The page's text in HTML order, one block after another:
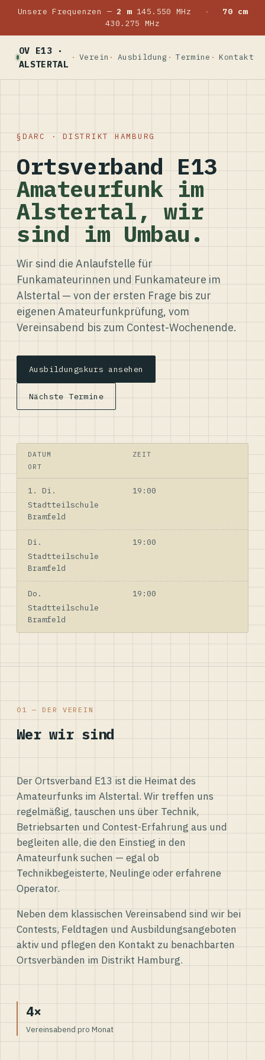
Unsere Frequenzen — 2 m145.550 MHz ·
70 cm
430.275 MHz
OV E13 ·
ALSTERTAL
Verein Ausbildung Termine Kontakt
DARC · DISTRIKT HAMBURG
Ortsverband E13
Amateurfunk im
Alstertal, wir
sind im Umbau.
Wir sind die Anlaufstelle für
Funkamateurinnen und Funkamateure im
Alstertal — von der ersten Frage bis zur
eigenen Amateurfunkprüfung, vom
Vereinsabend bis zum Contest-Wochenende.
Ausbildungskurs ansehen
Nächste Termine
DATUM
ZEIT
ORT
1. Di.
19:00
Stadtteilschule
Bramfeld
Di.
19:00
Stadtteilschule
Bramfeld
Do.
19:00
Stadtteilschule
Bramfeld
01 — DER VEREIN
Wer wir sind
Der Ortsverband E13 ist die Heimat des
Amateurfunks im Alstertal. Wir treffen uns
regelmäßig, tauschen uns über Technik,
Betriebsarten und Contest-Erfahrung aus und
begleiten alle, die den Einstieg in den
Amateurfunk suchen — egal ob
Technikbegeisterte, Neulinge oder erfahrene
Operator.
Neben dem klassischen Vereinsabend sind wir bei
Contests, Feldtagen und Ausbildungsangeboten
aktiv und pflegen den Kontakt zu benachbarten
Ortsverbänden im Distrikt Hamburg.
4×
Vereinsabend pro Monat